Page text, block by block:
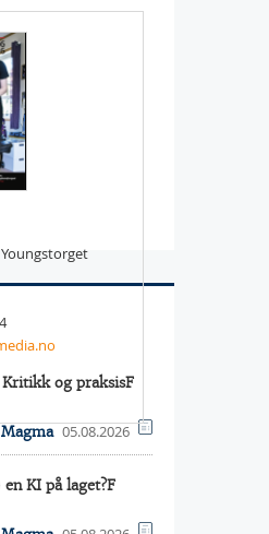
og praksisF
Magma 05.08.2026
KI på laget?F